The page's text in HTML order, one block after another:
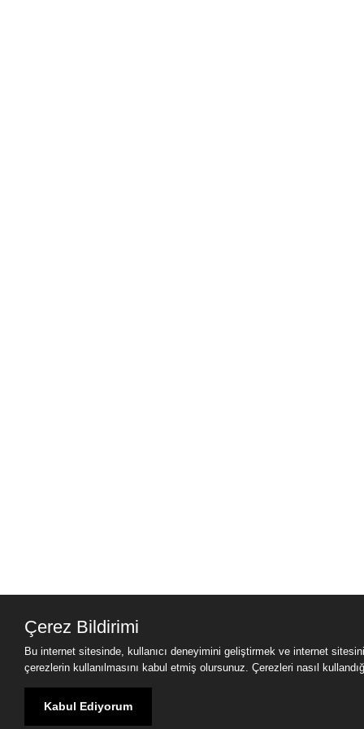
Çerez Bildirimi
Bu internet sitesinde, kullanıcı deneyimini geliştirmek ve internet
çerezlerin kullanılmasını kabul etmiş olursunuz. Çerezleri nasıl
Kabul Ediyorum